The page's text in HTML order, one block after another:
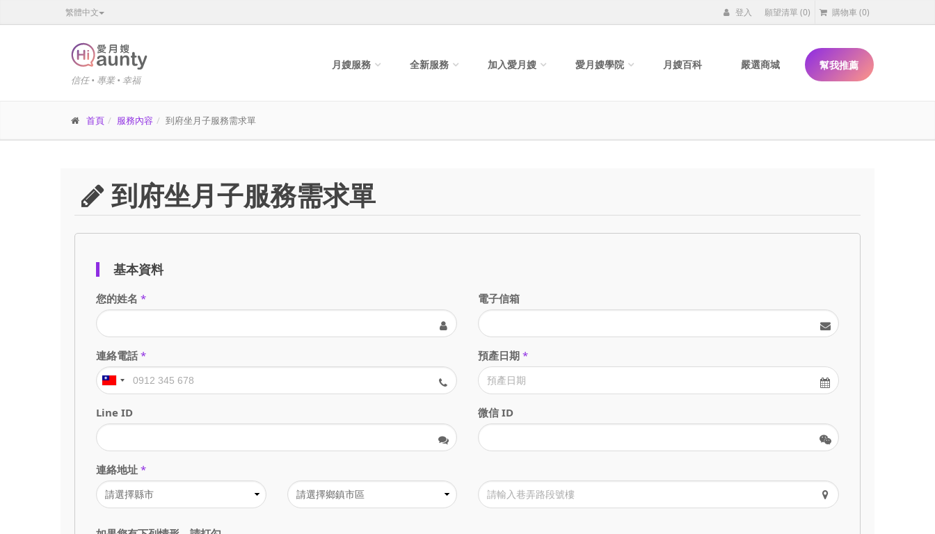
繁體中文 登入 願望清單(0) 購物車 (0)
信任 • 專業 • 幸福
月嫂服務 全新服務 加入愛月嫂 愛月嫂學院 月嫂百科 嚴選商城 幫我推薦
首頁 服務內容 到府坐月子服務需求單
到府坐月子服務需求單
基本資料
您的姓名 * 電子信箱
連絡電話 * 預產日期 *
Line ID 微信 ID
連絡地址 *